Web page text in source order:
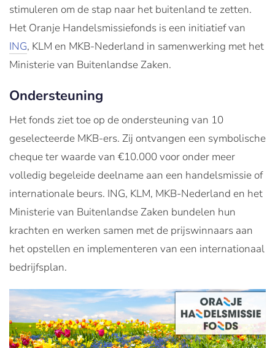
stimuleren om de stap naar het buitenland te zetten.
Het Oranje Handelsmissiefonds is een initiatief van
ING, KLM en MKB-Nederland in samenwerking met het
Ministerie van Buitenlandse Zaken.
Ondersteuning
Het fonds ziet toe op de ondersteuning van 10
geselecteerde MKB-ers. Zij ontvangen een symbolische
cheque ter waarde van €10.000 voor onder meer
volledig begeleide deelname aan een handelsmissie of
internationale beurs. ING, KLM, MKB-Nederland en het
Ministerie van Buitenlandse Zaken bundelen hun
krachten en werken samen met de prijswinnaars aan
het opstellen en implementeren van een internationaal
bedrijfsplan.